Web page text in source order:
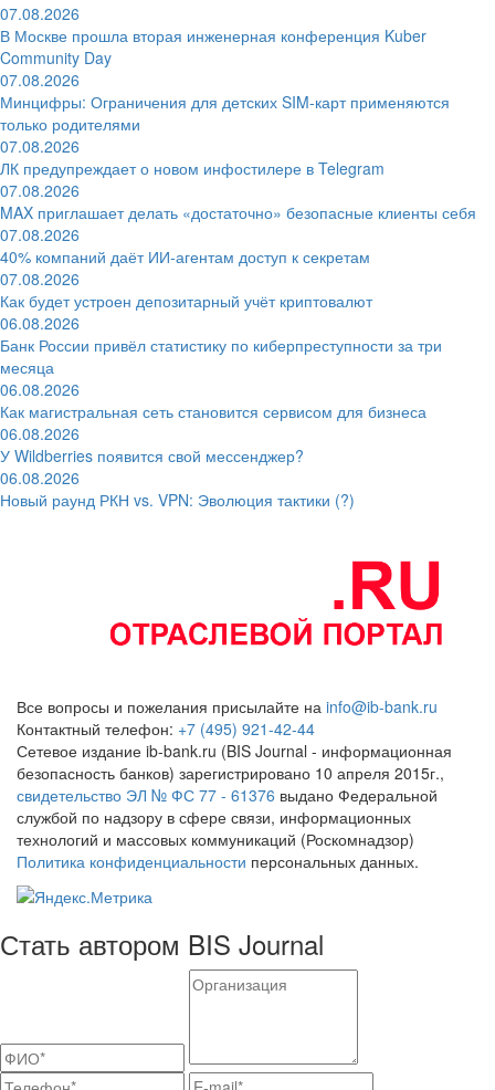
07.08.2026
В Москве прошла вторая инженерная конференция Kuber
Community Day
07.08.2026
Минцифры: Ограничения для детских SIM-карт применяются
только родителями
07.08.2026
ЛК предупреждает о новом инфостилере в Telegram
07.08.2026
MAX приглашает делать «достаточно» безопасные клиенты себя
07.08.2026
40% компаний даёт ИИ‑агентам доступ к секретам
07.08.2026
Как будет устроен депозитарный учёт криптовалют
06.08.2026
Банк России привёл статистику по киберпреступности за три
месяца
06.08.2026
Как магистральная сеть становится сервисом для бизнеса
06.08.2026
У Wildberries появится свой мессенджер?
06.08.2026
Новый раунд РКН vs. VPN: Эволюция тактики (?)
Все вопросы и пожелания присылайте на info@ib-bank.ru
Контактный телефон: +7 (495) 921-42-44
Сетевое издание ib-bank.ru (BIS Journal - информационная
безопасность банков) зарегистрировано 10 апреля 2015г.,
свидетельство ЭЛ № ФС 77 - 61376 выдано Федеральной
службой по надзору в сфере связи, информационных
технологий и массовых коммуникаций (Роскомнадзор)
Политика конфиденциальности персональных данных.
Стать автором BIS Journal